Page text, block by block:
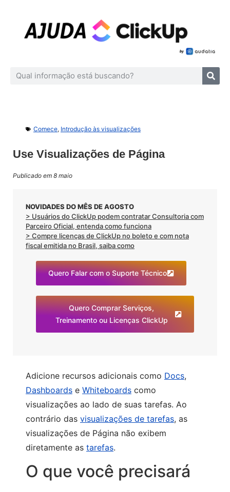
Comece, Introdução às visualizações
Use Visualizações de Página
Publicado em 8 maio
NOVIDADES DO MÊS DE AGOSTO
> Usuários do ClickUp podem contratar Consultoria com
Parceiro Oficial, entenda como funciona
> Compre licenças de ClickUp no boleto e com nota
fiscal emitida no Brasil, saiba como
Quero Falar com o Suporte Técnico
Quero Comprar Serviços,
Treinamento ou Licenças ClickUp
Adicione recursos adicionais como Docs,
Dashboards e Whiteboards como
visualizações ao lado de suas tarefas. Ao
contrário das visualizações de tarefas, as
visualizações de Página não exibem
diretamente as tarefas.
O que você precisará